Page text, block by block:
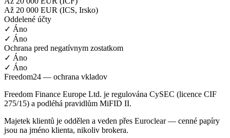
Až 20 000 EUR (ICS, Irsko)
Oddelené účty
✓ Áno
✓ Áno
Ochrana pred negatívnym zostatkom
✓ Áno
✓ Áno
Freedom24 — ochrana vkladov
Freedom Finance Europe Ltd. je regulována CySEC (licence CIF
275/15) a podléhá pravidlům MiFID II.
Majetek klientů je oddělen a veden přes Euroclear — cenné papíry
jsou na jméno klienta, nikoliv brokera.